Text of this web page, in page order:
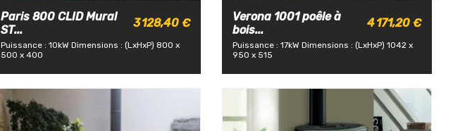
Paris 800 CLID Mural
ST...
3 128,40 €
Puissance : 10kW Dimensions : (LxHxP) 800 x
500 x 400
Verona 1001 poêle à
bois...
4 171,20 €
Puissance : 17kW Dimensions : (LxHxP) 1042 x
950 x 515